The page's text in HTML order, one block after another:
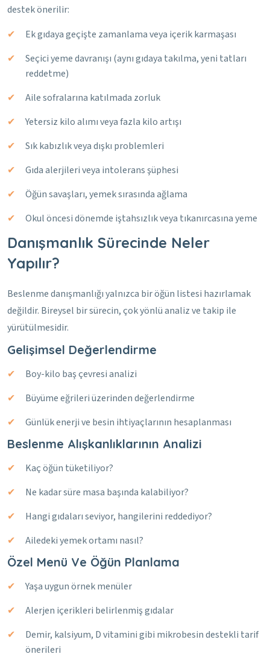
destek önerilir:
Ek gıdaya geçişte zamanlama veya içerik karmaşası
Seçici yeme davranışı (aynı gıdaya takılma, yeni tatları
reddetme)
Aile sofralarına katılmada zorluk
Yetersiz kilo alımı veya fazla kilo artışı
Sık kabızlık veya dışkı problemleri
Gıda alerjileri veya intolerans şüphesi
Öğün savaşları, yemek sırasında ağlama
Okul öncesi dönemde iştahsızlık veya tıkanırcasına yeme
Danışmanlık Sürecinde Neler
Yapılır?
Beslenme danışmanlığı yalnızca bir öğün listesi hazırlamak
değildir. Bireysel bir sürecin, çok yönlü analiz ve takip ile
yürütülmesidir.
Gelişimsel Değerlendirme
Boy-kilo baş çevresi analizi
Büyüme eğrileri üzerinden değerlendirme
Günlük enerji ve besin ihtiyaçlarının hesaplanması
Beslenme Alışkanlıklarının Analizi
Kaç öğün tüketiliyor?
Ne kadar süre masa başında kalabiliyor?
Hangi gıdaları seviyor, hangilerini reddediyor?
Ailedeki yemek ortamı nasıl?
Özel Menü Ve Öğün Planlama
Yaşa uygun örnek menüler
Alerjen içerikleri belirlenmiş gıdalar
Demir, kalsiyum, D vitamini gibi mikrobesin destekli tarif
önerileri